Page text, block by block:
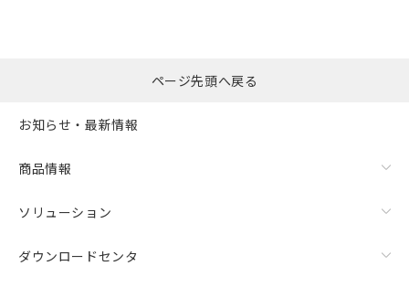
ページ先頭へ戻る
お知らせ・最新情報
商品情報
ソリューション
ダウンロードセンタ